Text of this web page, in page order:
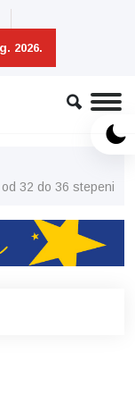
2026.
32 do 36 stepeni